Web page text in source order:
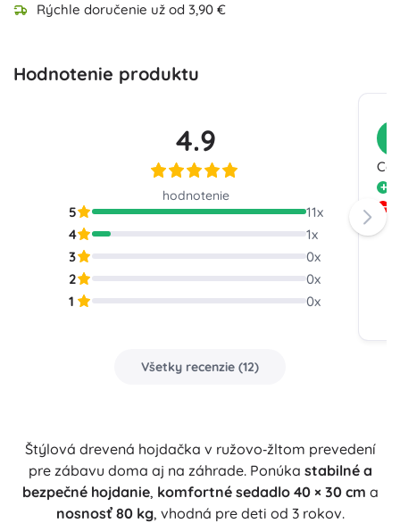
Rýchle doručenie už od 3,90 €
Hodnotenie produktu
4.9
hodnotenie
5 11x
4
1x
3
0x
2
0x
1
0x
Všetky recenzie (12)
Štýlová drevená hojdačka v ružovo‑žltom prevedení
pre zábavu doma aj na záhrade. Ponúka stabilné a
bezpečné hojdanie, komfortné sedadlo 40 × 30 cm a
nosnosť 80 kg, vhodná pre deti od 3 rokov.